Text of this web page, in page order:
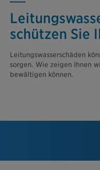
schützen Sie
Leitungswasserschäden
sorgen. Wie zeigen Ihnen
bewältigen können.